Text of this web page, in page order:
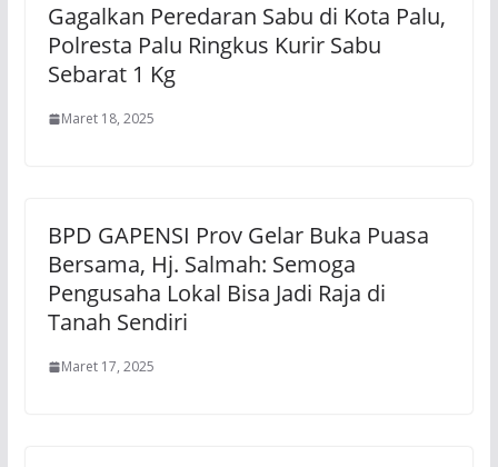
Gagalkan Peredaran Sabu di Kota Palu,
Polresta Palu Ringkus Kurir Sabu
Sebarat 1 Kg
Maret 18, 2025
BPD GAPENSI Prov Gelar Buka Puasa
Bersama, Hj. Salmah: Semoga
Pengusaha Lokal Bisa Jadi Raja di
Tanah Sendiri
Maret 17, 2025